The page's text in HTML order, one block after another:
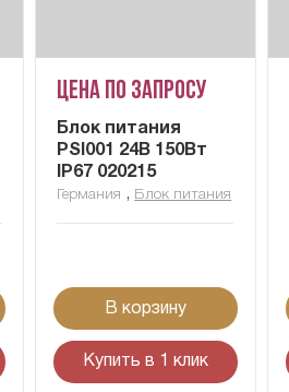
Цена по запросу
Блок питания
PSI001 24В 150Вт
IP67 020215
Германия , Блок питания
В корзину
Купить в 1 клик